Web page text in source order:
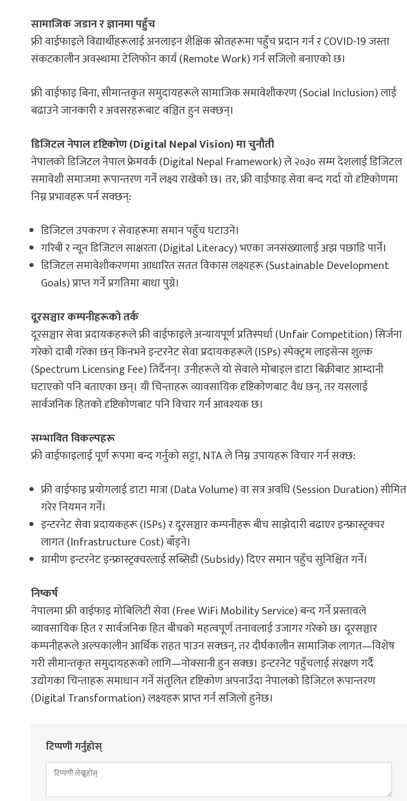
सामाजिक जडान र ज्ञानमा पहुँच
फ्री वाईफाइले विद्यार्थीहरूलाई अनलाइन शैक्षिक स्रोतहरूमा पहुँच प्रदान गर्न र COVID-19 जस्ता
संकटकालीन अवस्थामा टेलिफोन कार्य (Remote Work) गर्न सजिलो बनाएको छ।
फ्री वाईफाइ बिना, सीमान्तकृत समुदायहरूले सामाजिक समावेशीकरण (Social Inclusion) लाई
बढाउने जानकारी र अवसरहरूबाट वञ्चित हुन सक्छन्।
डिजिटल नेपाल दृष्टिकोण (Digital Nepal Vision) मा चुनौती
नेपालको डिजिटल नेपाल फ्रेमवर्क (Digital Nepal Framework) ले २०३० सम्म देशलाई डिजिटल
समावेशी समाजमा रूपान्तरण गर्ने लक्ष्य राखेको छ। तर, फ्री वाईफाइ सेवा बन्द गर्दा यो दृष्टिकोणमा
निम्न प्रभावहरू पर्न सक्छन्:
डिजिटल उपकरण र सेवाहरूमा समान पहुँच घटाउने।
गरिबी र न्यून डिजिटल साक्षरता (Digital Literacy) भएका जनसंख्यालाई अझ पछाडि पार्ने।
डिजिटल समावेशीकरणमा आधारित सतत विकास लक्ष्यहरू (Sustainable Development
Goals) प्राप्त गर्ने प्रगतिमा बाधा पुग्ने।
दूरसञ्चार कम्पनीहरूको तर्क
दूरसञ्चार सेवा प्रदायकहरूले फ्री वाईफाइले अन्यायपूर्ण प्रतिस्पर्धा (Unfair Competition) सिर्जना
गरेको दाबी गरेका छन् किनभने इन्टरनेट सेवा प्रदायकहरूले (ISPs) स्पेक्ट्रम लाइसेन्स शुल्क
(Spectrum Licensing Fee) तिर्दैनन्। उनीहरूले यो सेवाले मोबाइल डाटा बिक्रीबाट आम्दानी
घटाएको पनि बताएका छन्। यी चिन्ताहरू व्यावसायिक दृष्टिकोणबाट वैध छन्, तर यसलाई
सार्वजनिक हितको दृष्टिकोणबाट पनि विचार गर्न आवश्यक छ।
सम्भावित विकल्पहरू
फ्री वाईफाइलाई पूर्ण रूपमा बन्द गर्नुको सट्टा, NTA ले निम्न उपायहरू विचार गर्न सक्छ:
फ्री वाईफाइ प्रयोगलाई डाटा मात्रा (Data Volume) वा सत्र अवधि (Session Duration) सीमित
गरेर नियमन गर्ने।
इन्टरनेट सेवा प्रदायकहरू (ISPs) र दूरसञ्चार कम्पनीहरू बीच साझेदारी बढाएर इन्फ्रास्ट्रक्चर
लागत (Infrastructure Cost) बाँड्ने।
ग्रामीण इन्टरनेट इन्फ्रास्ट्रक्चरलाई सब्सिडी (Subsidy) दिएर समान पहुँच सुनिश्चित गर्ने।
निष्कर्ष
नेपालमा फ्री वाईफाइ मोबिलिटी सेवा (Free WiFi Mobility Service) बन्द गर्ने प्रस्तावले
व्यावसायिक हित र सार्वजनिक हित बीचको महत्वपूर्ण तनावलाई उजागर गरेको छ। दूरसञ्चार
कम्पनीहरूले अल्पकालीन आर्थिक राहत पाउन सक्छन्, तर दीर्घकालीन सामाजिक लागत—विशेष
गरी सीमान्तकृत समुदायहरूको लागि—नोक्सानी हुन सक्छ। इन्टरनेट पहुँचलाई संरक्षण गर्दै
उद्योगका चिन्ताहरू समाधान गर्ने संतुलित दृष्टिकोण अपनाउँदा नेपालको डिजिटल रूपान्तरण
(Digital Transformation) लक्ष्यहरू प्राप्त गर्न सजिलो हुनेछ।
टिप्पणी गर्नुहोस्